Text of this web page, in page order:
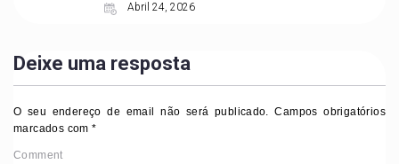
Abril 24, 2026
Deixe uma resposta
O seu endereço de email não será publicado. Campos obrigatórios
marcados com*
Comment